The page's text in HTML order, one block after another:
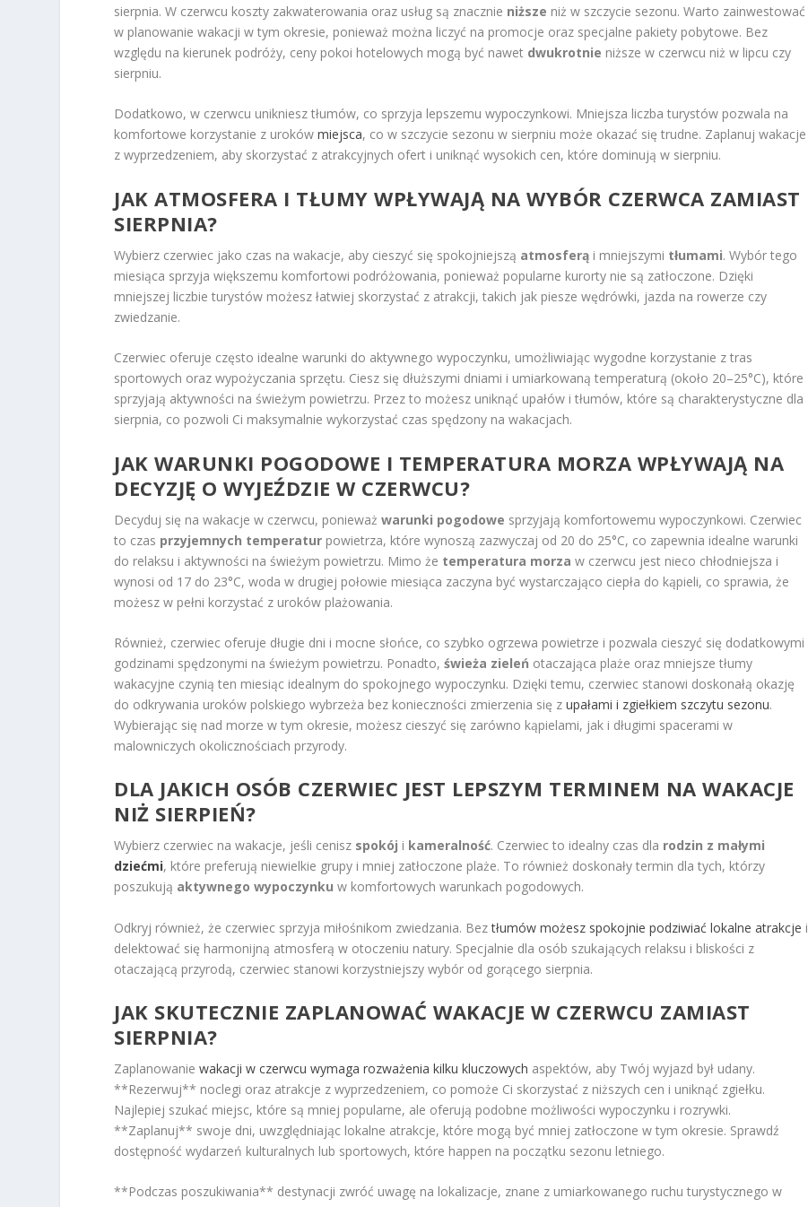
sierpnia. W czerwcu koszty zakwaterowania oraz usług są znacznie niższe niż w szczycie sezonu. Warto zainwestować
w planowanie wakacji w tym okresie, ponieważ można liczyć na promocje oraz specjalne pakiety pobytowe. Bez
względu na kierunek podróży, ceny pokoi hotelowych mogą być nawet dwukrotnie niższe w czerwcu niż w lipcu czy
sierpniu.
Dodatkowo, w czerwcu unikniesz tłumów, co sprzyja lepszemu wypoczynkowi. Mniejsza liczba turystów pozwala na
komfortowe korzystanie z urokówmiejsca, co w szczycie sezonu w sierpniu może okazać się trudne. Zaplanuj wakacje
z wyprzedzeniem, aby skorzystać z atrakcyjnych ofert i uniknąć wysokich cen, które dominują w sierpniu.
JAK ATMOSFERA I TŁUMY WPŁYWAJĄ NA WYBÓR CZERWCA ZAMIAST
SIERPNIA?
Wybierz czerwiec jako czas na wakacje, aby cieszyć się spokojniejszą atmosferą i mniejszymi tłumami. Wybór tego
miesiąca sprzyja większemu komfortowi podróżowania, ponieważ popularne kurorty nie są zatłoczone. Dzięki
mniejszej liczbie turystów możesz łatwiej skorzystać z atrakcji, takich jak piesze wędrówki, jazda na rowerze czy
zwiedzanie.
Czerwiec oferuje często idealne warunki do aktywnego wypoczynku, umożliwiając wygodne korzystanie z tras
sportowych oraz wypożyczania sprzętu. Ciesz się dłuższymi dniami i umiarkowaną temperaturą (około 20–25°C), które
sprzyjają aktywności na świeżym powietrzu. Przez to możesz uniknąć upałów i tłumów, które są charakterystyczne dla
sierpnia, co pozwoli Ci maksymalnie wykorzystać czas spędzony na wakacjach.
JAK WARUNKI POGODOWE I TEMPERATURA MORZA WPŁYWAJĄ NA
DECYZJĘ O WYJEŹDZIE W CZERWCU?
Decyduj się na wakacje w czerwcu, ponieważwarunki pogodowe sprzyjają komfortowemu wypoczynkowi. Czerwiec
to czas przyjemnych temperatur powietrza, które wynoszą zazwyczaj od 20 do 25°C, co zapewnia idealne warunki
do relaksu i aktywności na świeżym powietrzu. Mimo że temperatura morza w czerwcu jest nieco chłodniejsza i
wynosi od 17 do 23°C, woda w drugiej połowie miesiąca zaczyna być wystarczająco ciepła do kąpieli, co sprawia, że
możesz w pełni korzystać z uroków plażowania.
Również, czerwiec oferuje długie dni i mocne słońce, co szybko ogrzewa powietrze i pozwala cieszyć się dodatkowymi
godzinami spędzonymi na świeżym powietrzu. Ponadto,świeża zieleń otaczająca plaże oraz mniejsze tłumy
wakacyjne czynią ten miesiąc idealnym do spokojnego wypoczynku. Dzięki temu, czerwiec stanowi doskonałą okazję
do odkrywania uroków polskiego wybrzeża bez konieczności zmierzenia się zupałami i zgiełkiem szczytu sezonu.
Wybierając się nad morze w tym okresie, możesz cieszyć się zarówno kąpielami, jak i długimi spacerami w
malowniczych okolicznościach przyrody.
DLA JAKICH OSÓB CZERWIEC JEST LEPSZYM TERMINEM NA WAKACJE
NIŻ SIERPIEŃ?
Wybierz czerwiec na wakacje, jeśli cenisz spokój i kameralność. Czerwiec to idealny czas dla rodzin z małymi
dziećmi, które preferują niewielkie grupy i mniej zatłoczone plaże. To również doskonały termin dla tych, którzy
poszukują aktywnego wypoczynku w komfortowych warunkach pogodowych.
Odkryj również, że czerwiec sprzyja miłośnikom zwiedzania. Beztłumów możesz spokojnie podziwiać lokalne atrakcje i
delektować się harmonijną atmosferą w otoczeniu natury. Specjalnie dla osób szukających relaksu i bliskości z
otaczającą przyrodą, czerwiec stanowi korzystniejszy wybór od gorącego sierpnia.
JAK SKUTECZNIE ZAPLANOWAĆ WAKACJE W CZERWCU ZAMIAST
SIERPNIA?
Zaplanowaniewakacji w czerwcu wymaga rozważenia kilku kluczowych aspektów, aby Twój wyjazd był udany.
**Rezerwuj** noclegi oraz atrakcje z wyprzedzeniem, co pomoże Ci skorzystać z niższych cen i uniknąć zgiełku.
Najlepiej szukać miejsc, które są mniej popularne, ale oferują podobne możliwości wypoczynku i rozrywki.
**Zaplanuj** swoje dni, uwzględniając lokalne atrakcje, które mogą być mniej zatłoczone w tym okresie. Sprawdź
dostępność wydarzeń kulturalnych lub sportowych, które happen na początku sezonu letniego.
**Podczas poszukiwania** destynacji zwróć uwagę na lokalizacje, znane z umiarkowanego ruchu turystycznego w